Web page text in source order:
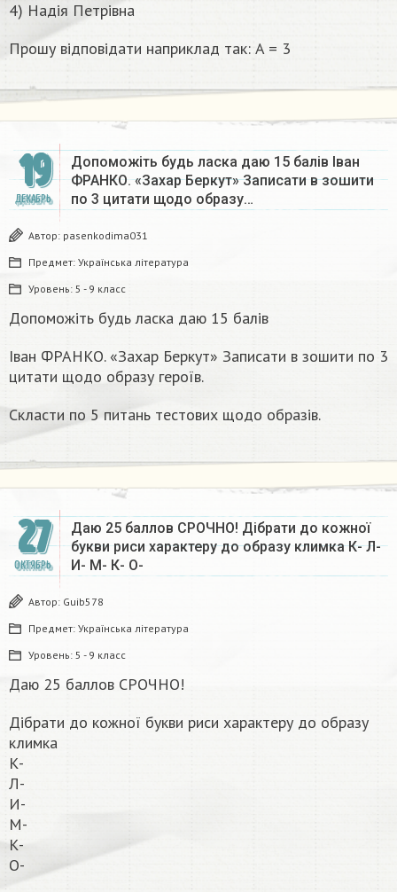
4) Надія Петрівна
Прошу відповідати наприклад так: A = 3
19
ДЕКАБРЬ
Допоможіть будь ласка даю 15 балів Іван
ФРАНКО. «Захар Беркут» Записати в зошити
по 3 цитати щодо образу…
Автор: pasenkodima031
Предмет: Українська література
Уровень: 5 - 9 класс
Допоможіть будь ласка даю 15 балів
Іван ФРАНКО. «Захар Беркут» Записати в зошити по 3
цитати щодо образу героїв.
Скласти по 5 питань тестових щодо образів.
27
ОКТЯБРЬ
Даю 25 баллов СРОЧНО! Дібрати до кожної
букви риси характеру до образу климка К- Л-
И- М- К- О-​
Автор: Guib578
Предмет: Українська література
Уровень: 5 - 9 класс
Даю 25 баллов СРОЧНО!
Дібрати до кожної букви риси характеру до образу
климка
К-
Л-
И-
М-
К-
О-​